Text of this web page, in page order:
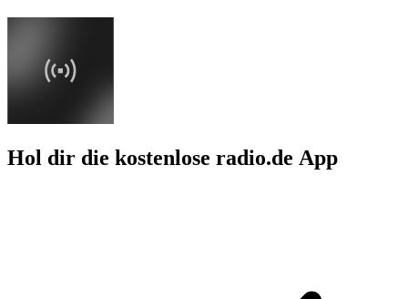
Hol dir die kostenlose radio.de App